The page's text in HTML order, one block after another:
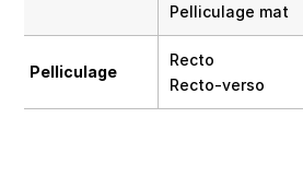
Pelliculage mat
Pelliculage
Recto
Recto-verso